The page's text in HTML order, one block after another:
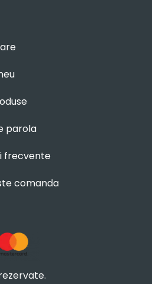
parola
frecvente
comanda